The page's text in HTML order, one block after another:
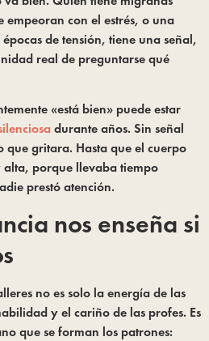
empeoran con el estrés, o una
de tensión, tiene una señal,
real de preguntarse qué
«está bien» puede estar
durante años. Sin señal
que gritara. Hasta que el cuerpo
porque llevaba tiempo
prestó atención.
nos enseña si
no es solo la energía de las
y el cariño de las profes. Es
que se forman los patrones: